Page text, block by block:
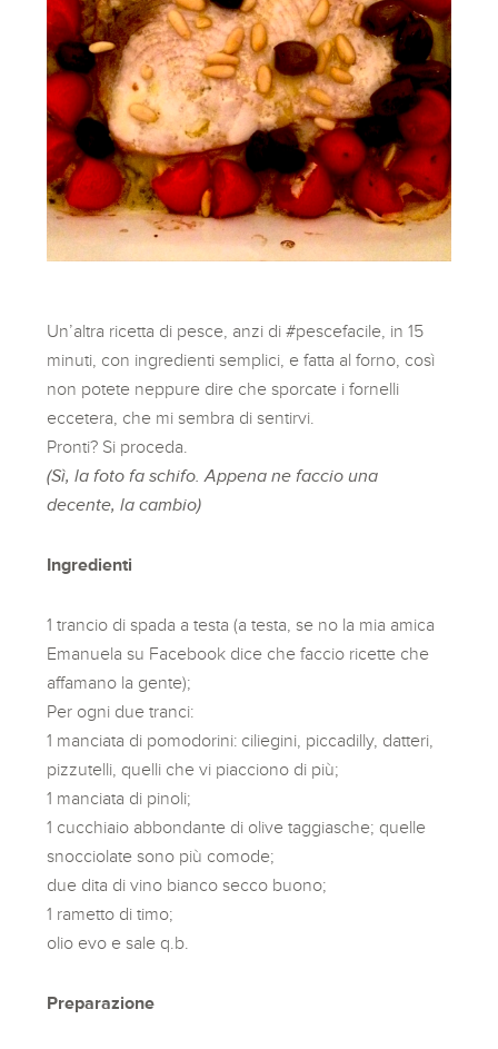
Un’altra ricetta di pesce, anzi di #pescefacile, in 15
minuti, con ingredienti semplici, e fatta al forno, così
non potete neppure dire che sporcate i fornelli
eccetera, che mi sembra di sentirvi.
Pronti? Si proceda.
(Sì, la foto fa schifo. Appena ne faccio una
decente, la cambio)
Ingredienti
1 trancio di spada a testa (a testa, se no la mia amica
Emanuela su Facebook dice che faccio ricette che
affamano la gente);
Per ogni due tranci:
1 manciata di pomodorini: ciliegini, piccadilly, datteri,
pizzutelli, quelli che vi piacciono di più;
1 manciata di pinoli;
1 cucchiaio abbondante di olive taggiasche; quelle
snocciolate sono più comode;
due dita di vino bianco secco buono;
1 rametto di timo;
olio evo e sale q.b.
Preparazione